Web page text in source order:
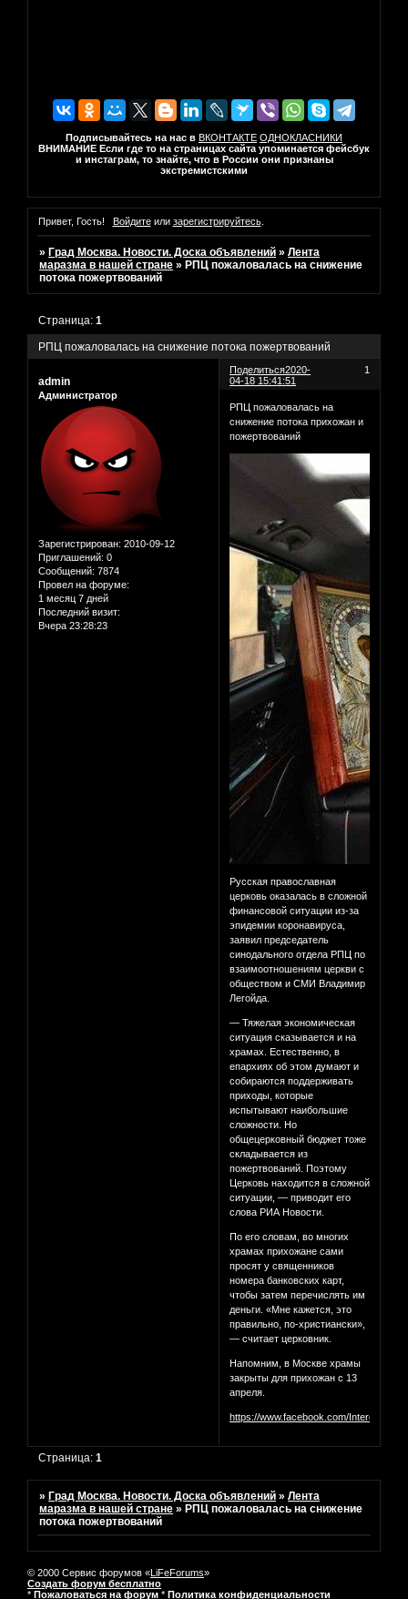
Подписывайтесь на нас в ВКОНТАКТЕ ОДНОКЛАСНИКИ
ВНИМАНИЕ Если где то на страницах сайта упоминается фейсбук
и инстаграм, то знайте, что в России они признаны
экстремистскими
Привет, Гость! Войдитеили зарегистрируйтесь.
» Град Москва. Новости. Доска объявлений »Лента
маразма в нашей стране » РПЦ пожаловалась на снижение
потока пожертвований
РПЦ пожаловалась на снижение потока пожертвований
Страница:1
Поделиться 1
2020-
04-18 15:41:51
admin
Администратор
Зарегистрирован: 2010-09-12
Приглашений: 0
Сообщений: 7874
Провел на форуме:
1 месяц 7 дней
Последний визит:
Вчера 23:28:23
РПЦ пожаловалась на
снижение потока прихожан и
пожертвований
Русская православная
церковь оказалась в сложной
финансовой ситуации из-за
эпидемии коронавируса,
заявил председатель
синодального отдела РПЦ по
взаимоотношениям церкви с
обществом и СМИ Владимир
Легойда.
— Тяжелая экономическая
ситуация сказывается и на
храмах. Естественно, в
епархиях об этом думают и
собираются поддерживать
приходы, которые
испытывают наибольшие
сложности. Но
общецерковный бюджет тоже
складывается из
пожертвований. Поэтому
Церковь находится в сложной
ситуации, — приводит его
слова РИА Новости.
По его словам, во многих
храмах прихожане сами
просят у священников
номера банковских карт,
чтобы затем перечислять им
деньги. «Мне кажется, это
правильно, по-христиански»,
— считает церковник.
Напомним, в Москве храмы
закрыты для прихожан с 13
апреля.
https://www.facebook.com/
Страница:1
»Град Москва. Новости. Доска объявлений »Лента
маразма в нашей стране »РПЦ пожаловалась на снижение
потока пожертвований
© 2000 Сервис форумов «LiFeForums»
Создать форум бесплатно
* Пожаловаться на форум * Политика конфиденциальности